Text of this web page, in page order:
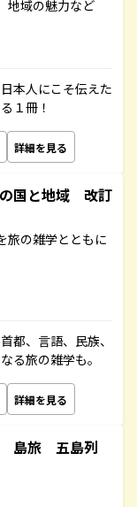
地域の魅力など
本人にこそ伝えた
１冊！
詳細を見る
国と地域 改訂
旅の雑学とともに
都、言語、民族、
る旅の雑学も。
詳細を見る
島旅 五島列